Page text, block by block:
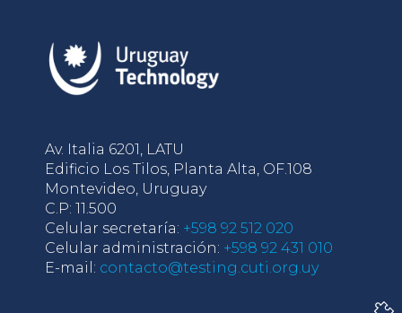
Av. Italia 6201, LATU
Edificio Los Tilos, Planta Alta, OF.108
Montevideo, Uruguay
C.P: 11.500
Celular secretaría: +598 92 512 020
Celular administración: +598 92 431 010
E-mail: contacto@testing.cuti.org.uy